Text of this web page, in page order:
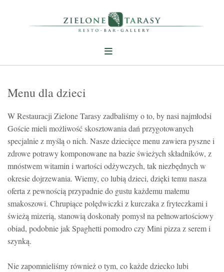
Menu dla dzieci
W Restauracji Zielone Tarasy zadbaliśmy o to, by nasi najmłodsi
Goście mieli możliwość skosztowania dań przygotowanych
specjalnie z myślą o nich. Nasze dziecięce menu zawiera pyszne i
zdrowe potrawy komponowane na bazie świeżych składników, z
mnóstwem witamin i wartości odżywczych, tak niezbędnych w
okresie dojrzewania. Wiemy, co lubią dzieci, dzięki temu nasza
oferta z pewnością przypadnie do gustu każdemu małemu
smakoszowi. Chrupiące polędwiczki z kurczaka z fryteczkami i
świeżą mizerią, stanowią doskonały pomysł na pełnowartościowy
obiad, podobnie jak Spaghetti pomodro czy Mini pizza z serem i
szynką.
Nie zapomnieliśmy również o tym, co każde dziecko lubi